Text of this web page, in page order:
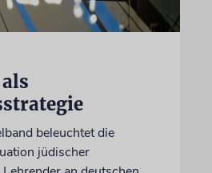
beleuchtet die
jüdischer